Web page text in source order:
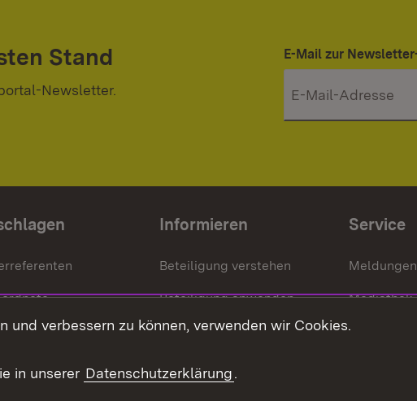
Stand
Newsletter.
E-Mail zur
Informieren
Beteiligung verstehen
Beteiligung anwenden
Beteiligung stärken
Service
Meldungen
Mediathek
und verbessern zu können, verwenden wir Cookies.
in unserer Datenschutzerklärung.